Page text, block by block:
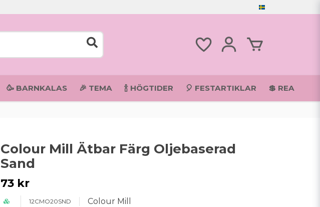
🥳 BARNKALAS 🎉 TEMA 🍾 HÖGTIDER 🎈 FESTARTIKLAR 💲 REA
Colour Mill Ätbar Färg Oljebaserad
Sand
73 kr
12CMO20SND Colour Mill